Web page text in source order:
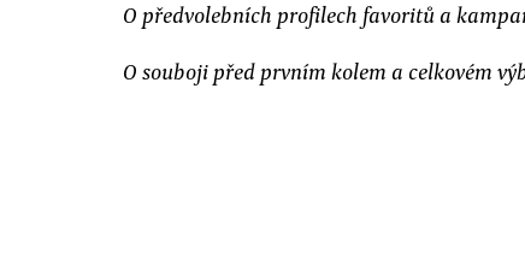
O předvolebních profilech favoritů a
O souboji před prvním kolem a celkovém